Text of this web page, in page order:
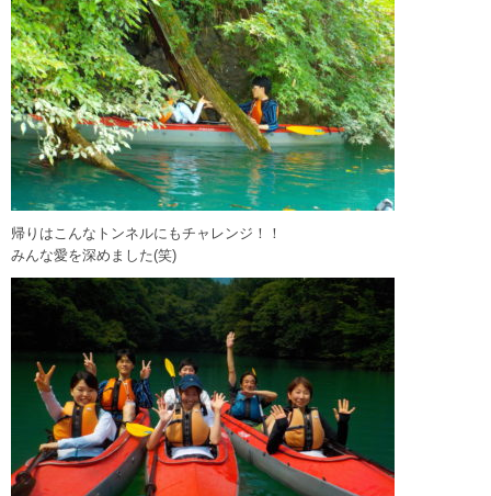
帰りはこんなトンネルにもチャレンジ！！
みんな愛を深めました(笑)